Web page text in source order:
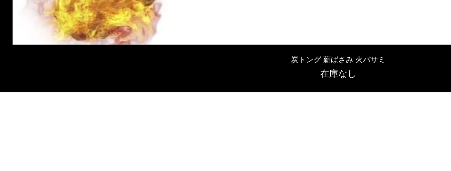
クイックビュー
炭トング 薪ばさみ 火バサミ
在庫なし